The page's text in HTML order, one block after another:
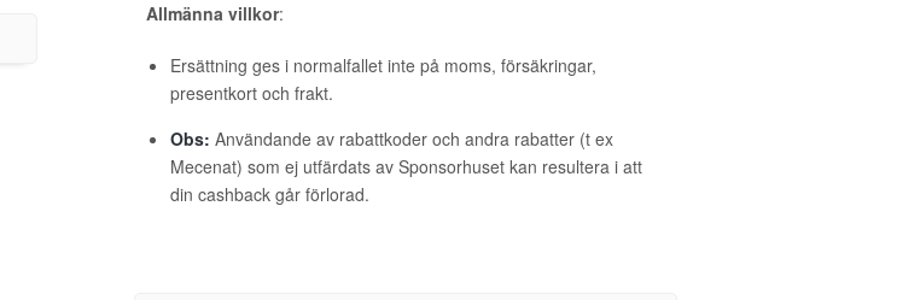
Allmänna villkor:
Ersättning ges i normalfallet inte på moms, försäkringar,
presentkort och frakt.
Obs: Användande av rabattkoder och andra rabatter (t ex
Mecenat) som ej utfärdats av Sponsorhuset kan resultera i att
din cashback går förlorad.